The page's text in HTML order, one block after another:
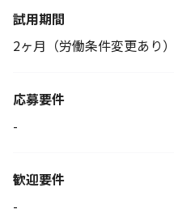
試用期間
2ヶ月（労働条件変更あり）
応募要件
-
歓迎要件
-